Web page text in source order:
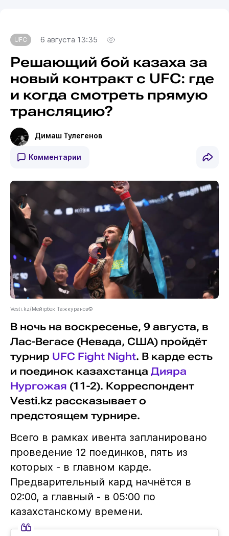
UFC 6 августа 13:35
Решающий бой казаха за
новый контракт с UFC: где
и когда смотреть прямую
трансляцию?
Димаш Тулегенов
Комментарии
Vesti.kz/Мейірбек Тажкуранов©
В ночь на воскресенье, 9 августа, в
Лас-Вегасе (Невада, США) пройдёт
турнир UFC Fight Night. В карде есть
и поединок казахстанца Дияра
Нургожая (11-2). Корреспондент
Vesti.kz рассказывает о
предстоящем турнире.
Всего в рамках ивента запланировано
проведение 12 поединков, пять из
которых - в главном карде.
Предварительный кард начнётся в
02:00, а главный - в 05:00 по
казахстанскому времени.